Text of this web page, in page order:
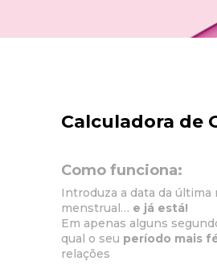
Calculadora de
Como funciona:
Introduza a data da última
menstrual… e já está!
Em apenas alguns
qual o seu período mais
relações